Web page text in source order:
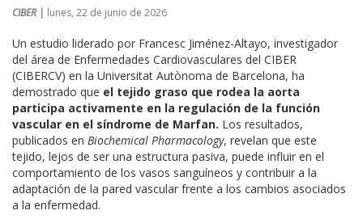
CIBER | lunes, 22 de junio de 2026
Un estudio liderado por Francesc Jiménez-Altayo, investigador
del área de Enfermedades Cardiovasculares del CIBER
(CIBERCV) en la Universitat Autònoma de Barcelona, ha
demostrado que el tejido graso que rodea la aorta
participa activamente en la regulación de la función
vascular en el síndrome de Marfan. Los resultados,
publicados en Biochemical Pharmacology, revelan que este
tejido, lejos de ser una estructura pasiva, puede influir en el
comportamiento de los vasos sanguíneos y contribuir a la
adaptación de la pared vascular frente a los cambios asociados
a la enfermedad.